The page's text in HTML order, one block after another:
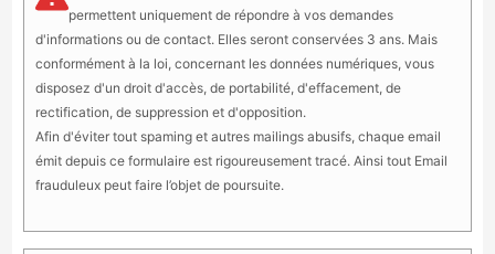
permettent uniquement de répondre à vos demandes
d'informations ou de contact. Elles seront conservées 3 ans. Mais
conformément à la loi, concernant les données numériques, vous
disposez d'un droit d'accès, de portabilité, d'effacement, de
rectification, de suppression et d'opposition.
Afin d'éviter tout spaming et autres mailings abusifs, chaque email
émit depuis ce formulaire est rigoureusement tracé. Ainsi tout Email
frauduleux peut faire l’objet de poursuite.